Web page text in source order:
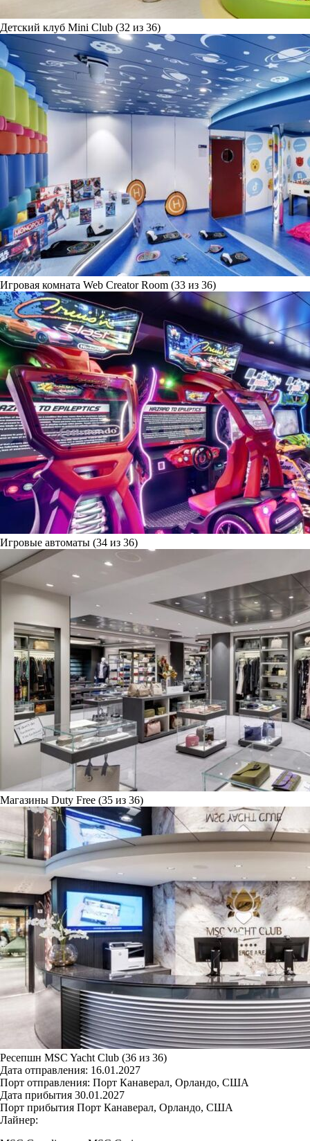
Детский клуб Mini Club (32 из 36)
Игровая комната Web Creator Room (33 из 36)
Игровые автоматы (34 из 36)
Магазины Duty Free (35 из 36)
Ресепшн MSC Yacht Club (36 из 36)
Дата отправления: 16.01.2027
Порт отправления: Порт Канаверал, Орландо, США
Дата прибытия 30.01.2027
Порт прибытия Порт Канаверал, Орландо, США
Лайнер: